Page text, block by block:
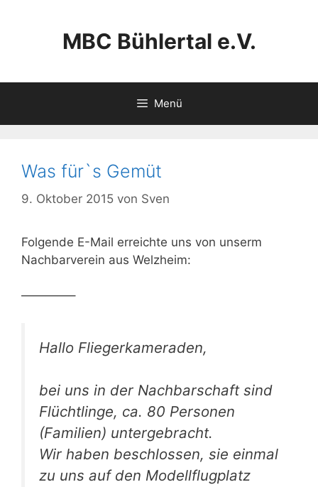
MBC Bühlertal e.V.
Menü
Was für`s Gemüt
9. Oktober 2015 von Sven
Folgende E-Mail erreichte uns von unserm
Nachbarverein aus Welzheim:
————–
Hallo Fliegerkameraden,
bei uns in der Nachbarschaft sind
Flüchtlinge, ca. 80 Personen
(Familien) untergebracht.
Wir haben beschlossen, sie einmal
zu uns auf den Modellflugplatz